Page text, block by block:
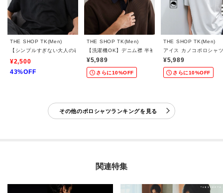
THE SHOP TK(Men)
【シンプルすぎない大人の表情】ケーブルフクレポロシャツ 吸水速乾/UVケア/洗濯機OK
¥2,500
43%OFF
THE SHOP TK(Men)
【洗濯機OK】デニム襟 半袖ポロシャツ
¥5,989
さらに10%OFF
THE SHOP TK(Men)
アイス カノコポロシャ
¥5,989
さらに10%OFF
その他のポロシャツランキングを見る
関連特集